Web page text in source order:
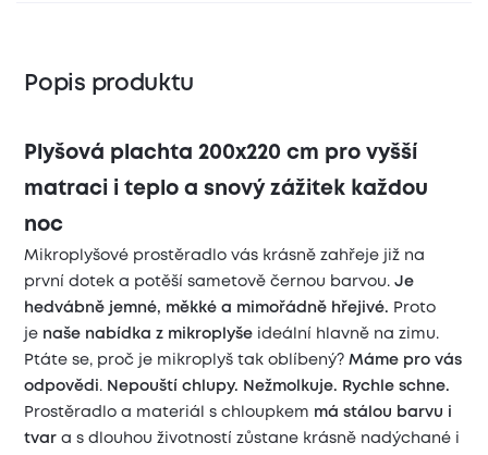
Popis produktu
Plyšová plachta 200x220 cm pro vyšší
matraci i teplo a snový zážitek každou
noc
Mikroplyšové prostěradlo vás krásně zahřeje již na
první dotek a potěší sametově černou barvou.Je
hedvábně jemné, měkké a mimořádně hřejivé. Proto
je naše nabídka z mikroplyše ideální hlavně na zimu.
Ptáte se, proč je mikroplyš tak oblíbený?Máme pro vás
odpovědi. Nepouští chlupy. Nežmolkuje. Rychle schne.
Prostěradlo a materiál s chloupkem má stálou barvu i
tvara s dlouhou životností zůstane krásně nadýchané i